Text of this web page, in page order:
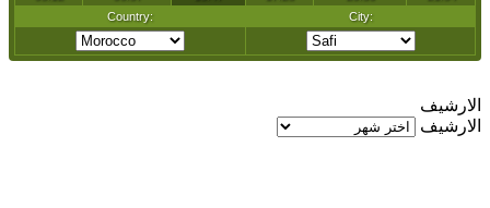
الارشيف
الارشيف